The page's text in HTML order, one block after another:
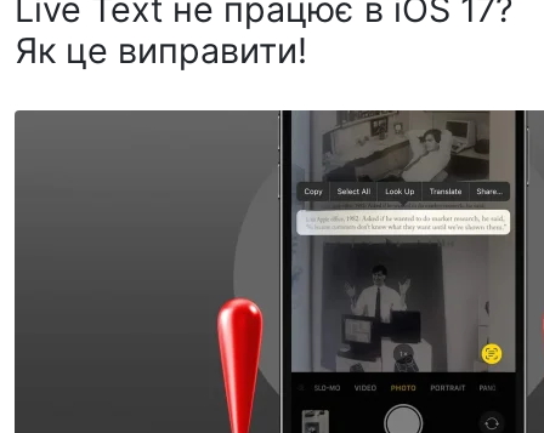
Live Text не працює в iOS 17?
Як це виправити!